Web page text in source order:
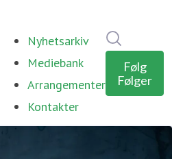
Nyhetsarkiv
Mediebank
Arrangementer
Kontakter
Følg
Følger